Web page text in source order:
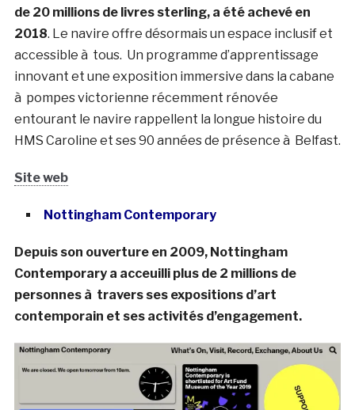
de 20 millions de livres sterling, a été achevé en
2018. Le navire offre désormais un espace inclusif et
accessible à tous. Un programme d’apprentissage
innovant et une exposition immersive dans la cabane
à pompes victorienne récemment rénovée
entourant le navire rappellent la longue histoire du
HMS Caroline et ses 90 années de présence à Belfast.
Site web
Nottingham Contemporary
Depuis son ouverture en 2009, Nottingham
Contemporary a acceuilli plus de 2 millions de
personnes à travers ses expositions d’art
contemporain et ses activités d’engagement.